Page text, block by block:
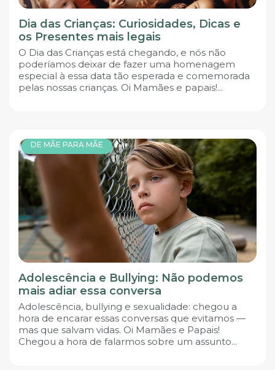
Dia das Crianças: Curiosidades, Dicas e
os Presentes mais legais
O Dia das Crianças está chegando, e nós não
poderíamos deixar de fazer uma homenagem
especial à essa data tão esperada e comemorada
pelas nossas crianças. Oi Mamães e papais!...
DE MÃE PARA MÃE
Adolescência e Bullying: Não podemos
mais adiar essa conversa
Adolescência, bullying e sexualidade: chegou a
hora de encarar essas conversas que evitamos —
mas que salvam vidas. Oi Mamães e Papais!
Chegou a hora de falarmos sobre um assunto...